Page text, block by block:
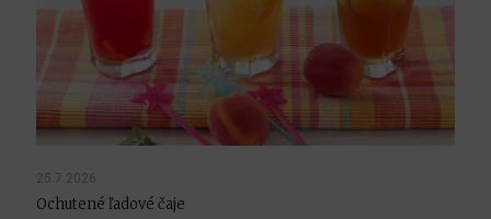
25.7.2026
Ochutené ľadové čaje